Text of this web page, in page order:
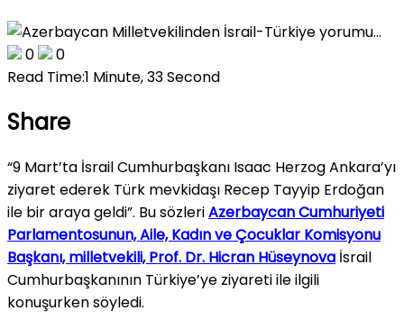
0
0
Read Time:1 Minute, 33 Second
Share
“9 Mart’ta İsrail Cumhurbaşkanı Isaac Herzog Ankara’yı
ziyaret ederek Türk mevkidaşı Recep Tayyip Erdoğan
ile bir araya geldi”. Bu sözleriAzerbaycan Cumhuriyeti
Parlamentosunun, Aile, Kadın ve Çocuklar Komisyonu
Başkanı, milletvekili, Prof. Dr. Hicran Hüseynova İsrail
Cumhurbaşkanının Türkiye’ye ziyareti ile ilgili
konuşurken söyledi.